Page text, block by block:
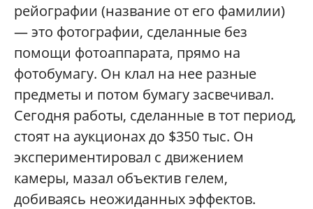
рейографии (название от его фамилии)
— это фотографии, сделанные без
помощи фотоаппарата, прямо на
фотобумагу. Он клал на нее разные
предметы и потом бумагу засвечивал.
Сегодня работы, сделанные в тот период,
стоят на аукционах до $350 тыс. Он
экспериментировал с движением
камеры, мазал объектив гелем,
добиваясь неожиданных эффектов.